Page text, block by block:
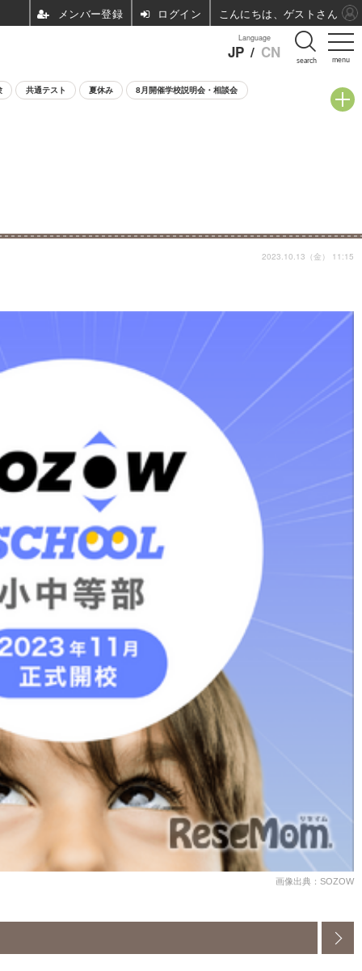
menu
Language
JP / CN search
共通テスト 夏休み 8月開催学校説明会・相談会
2023.10.13（金） 11:15
画像出典：SOZOW
ログイン こんにちは、ゲストさん